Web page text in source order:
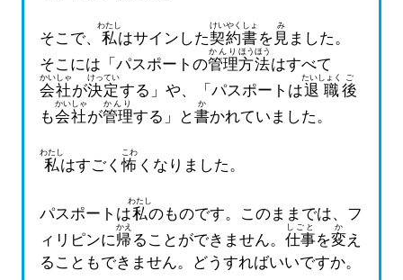
そこで、 私
わたし
はサインした契約書
けいやくしょ
を 見
み
ました。
そこには「パスポートの管理
かんり
方法
ほうほう
はすべて
会社
かいしゃ
が決定
けってい
する」や、「パスポートは退職
たいしょく
後
ご
も会社
かいしゃ
が管理
かんり
する」と書
か
かれていました。
私
わたし
はすごく怖
こわ
くなりました。
パスポートは私
わたし
のものです。このままでは、フ
ィリピンに帰
かえ
ることができません。 仕事
しごと
を変
か
え
ることもできません。どうすればいいですか。